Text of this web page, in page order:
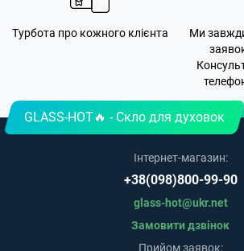
Турбота про кожного клієнта
Ми
GLASS-HOT🔥 - Скло для духовок
Інтернет-магазин:
+38(098)800-99-90
glass-hot@ukr.net
Замовити дзвінок
Прийом заявок: